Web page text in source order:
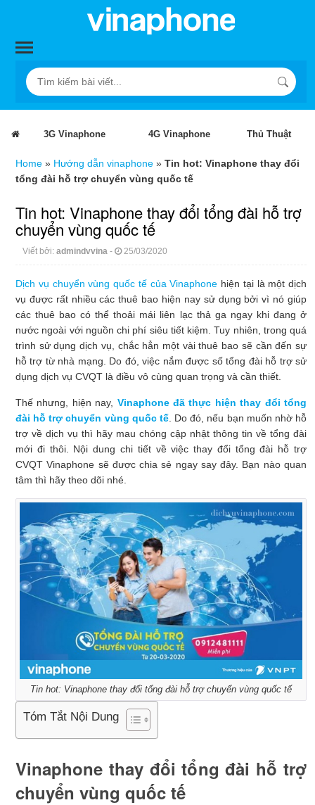
3G Vinaphone 4G Vinaphone Thủ Thuật
Home » Hướng dẫn vinaphone » Tin hot: Vinaphone thay đổi
tổng đài hỗ trợ chuyển vùng quốc tế
Tin hot: Vinaphone thay đổi tổng đài hỗ trợ
chuyển vùng quốc tế
Viết bởi: admindvvina - 25/03/2020
Dịch vụ chuyển vùng quốc tế của Vinaphone hiện tại là một dịch
vụ được rất nhiều các thuê bao hiện nay sử dụng bởi vì nó giúp
các thuê bao có thể thoải mái liên lạc thả ga ngay khi đang ở
nước ngoài với nguồn chi phí siêu tiết kiệm. Tuy nhiên, trong quá
trình sử dụng dịch vụ, chắc hẳn một vài thuê bao sẽ cần đến sự
hỗ trợ từ nhà mạng. Do đó, việc nắm được số tổng đài hỗ trợ sử
dụng dịch vụ CVQT là điều vô cùng quan trọng và cần thiết.
Thế nhưng, hiện nay, Vinaphone đã thực hiện thay đổi tổng
đài hỗ trợ chuyển vùng quốc tế. Do đó, nếu bạn muốn nhờ hỗ
trợ về dịch vụ thì hãy mau chóng cập nhật thông tin về tổng đài
mới đi thôi. Nội dung chi tiết về việc thay đổi tổng đài hỗ trợ
CVQT Vinaphone sẽ được chia sẻ ngay say đây. Bạn nào quan
tâm thì hãy theo dõi nhé.
Tin hot: Vinaphone thay đổi tổng đài hỗ trợ chuyển vùng quốc tế
Tóm Tắt Nội Dung
Vinaphone thay đổi tổng đài hỗ trợ
chuyển vùng quốc tế